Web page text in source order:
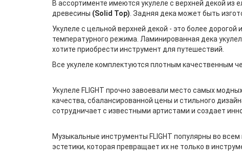
В ассортименте имеются укулеле с верхней декой из
древесины (Solid Top) . Задняя дека может быть
Укулеле с цельной верхней декой - это более
температурного режима. Ламинированная дека
хотите приобрести инструмент для путешествий.
Все укулеле комплектуются плотным качественным
Укулеле FLIGHT прочно завоевали место самых
качества, сбалансированной цены и стильного
сотрудничает с известными артистами и создает
Музыкальные инструменты FLIGHT популярны во
эстетики, которая превращает их не только в